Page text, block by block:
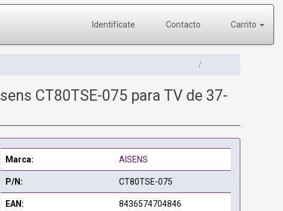
Identifícate Contacto Carrito
CT80TSE-075 para TV de 37-
Marca: AISENS
P/N: CT80TSE-075
EAN: 8436574704846